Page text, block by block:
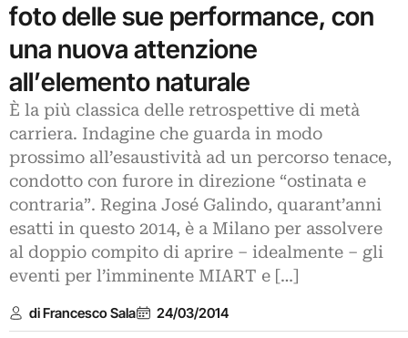
foto delle sue performance, con
una nuova attenzione
all’elemento naturale
È la più classica delle retrospettive di metà
carriera. Indagine che guarda in modo
prossimo all’esaustività ad un percorso tenace,
condotto con furore in direzione “ostinata e
contraria”. Regina José Galindo, quarant’anni
esatti in questo 2014, è a Milano per assolvere
al doppio compito di aprire – idealmente – gli
eventi per l’imminente MIART e […]
di Francesco Sala 24/03/2014